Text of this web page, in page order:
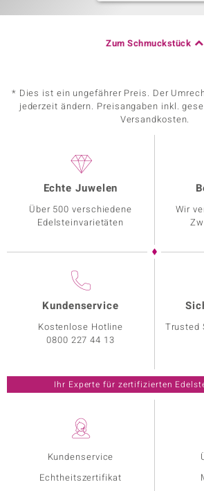
Zum Schmuckstück
* Dies ist ein ungefährer Preis. Der
jederzeit ändern. Preisangaben inkl.
Versandkosten.
Kundenservice
Echtheitszertifikat
Echte Juwelen
Über 500 verschiedene
Edelsteinvarietäten
Wir
Kundenservice
Kostenlose Hotline
0800 227 44 13
Trusted
Ihr Experte für zertifizierten